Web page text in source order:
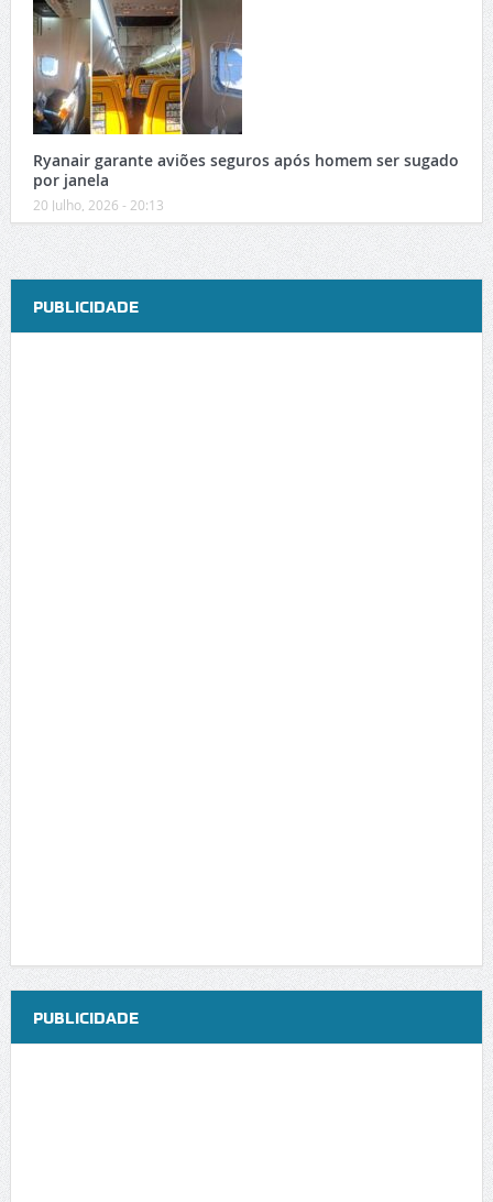
Ryanair garante aviões seguros após homem ser sugado
por janela
20 Julho, 2026 - 20:13
PUBLICIDADE
PUBLICIDADE